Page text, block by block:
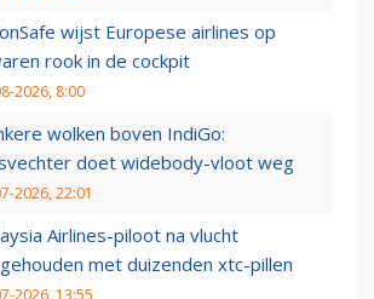
wijst Europese airlines op
rook in de cockpit
2026, 8:00
wolken boven IndiGo:
doet widebody-vloot weg
2026, 22:01
Airlines-piloot na vlucht
met duizenden xtc-pillen
2026, 13:55